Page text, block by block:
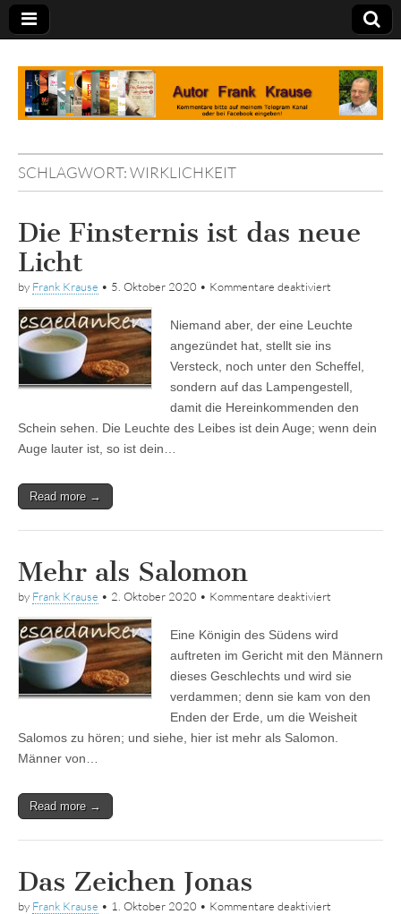
Tagebuch
SCHLAGWORT:WIRKLICHKEIT
Die Finsternis ist das neue
Licht
by Frank Krause • 5. Oktober 2020 • Kommentare deaktiviert
ist
das
Licht
Niemand aber, der eine Leuchte
angezündet hat, stellt sie ins
Versteck, noch unter den Scheffel,
sondern auf das Lampengestell,
damit die Hereinkommenden den
Schein sehen. Die Leuchte des Leibes ist dein Auge; wenn dein
Auge lauter ist, so ist dein…
Read more →
Mehr als Salomon
by Frank Krause • 2. Oktober 2020 • Kommentare deaktiviert
Salomon
Eine Königin des Südens wird
auftreten im Gericht mit den Männern
dieses Geschlechts und wird sie
verdammen; denn sie kam von den
Enden der Erde, um die Weisheit
Salomos zu hören; und siehe, hier ist mehr als Salomon.
Männer von…
Read more →
Das Zeichen Jonas
by Frank Krause • 1. Oktober 2020 • Kommentare deaktiviert